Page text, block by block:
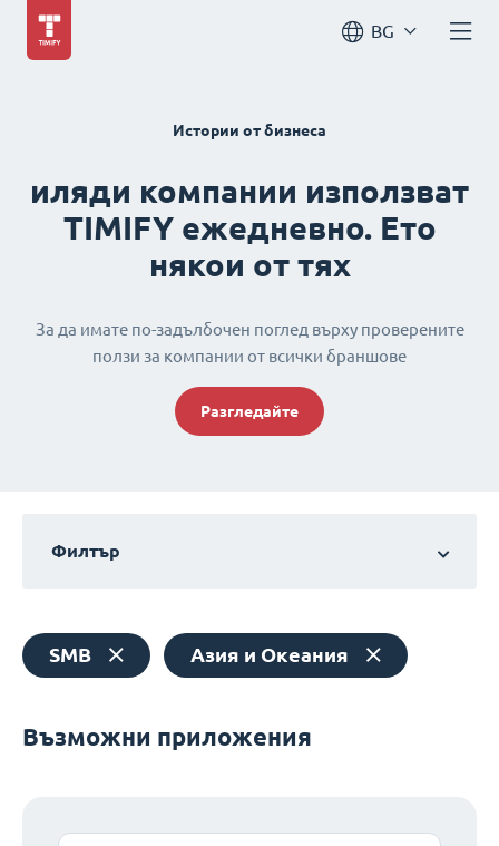
BG
Истории от бизнеса
иляди компании използват
TIMIFY ежедневно. Ето
някои от тях
За да имате по-задълбочен поглед върху проверените
ползи за компании от всички браншове
Разгледайте
Филтър
SMB Азия и Океания
Възможни приложения